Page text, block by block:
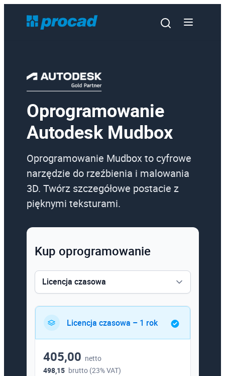
Oprogramowanie
Autodesk Mudbox
Oprogramowanie Mudbox to cyfrowe
narzędzie do rzeźbienia i malowania
3D. Twórz szczegółowe postacie z
pięknymi teksturami.
Kup oprogramowanie
Licencja czasowa
Licencja czasowa – 1 rok
405,00 netto
498,15 brutto (23% VAT)
Oprogramowanie
Szkolenia
Urządzenia i serwis
Promocje
Wiedza
Licencja czasowa